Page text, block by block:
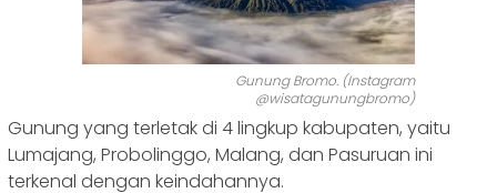
Gunung Bromo. (Instagram
@wisatagunungbromo)
Gunung yang terletak di 4 lingkup kabupaten, yaitu
Lumajang, Probolinggo, Malang, dan Pasuruan ini
terkenal dengan keindahannya.